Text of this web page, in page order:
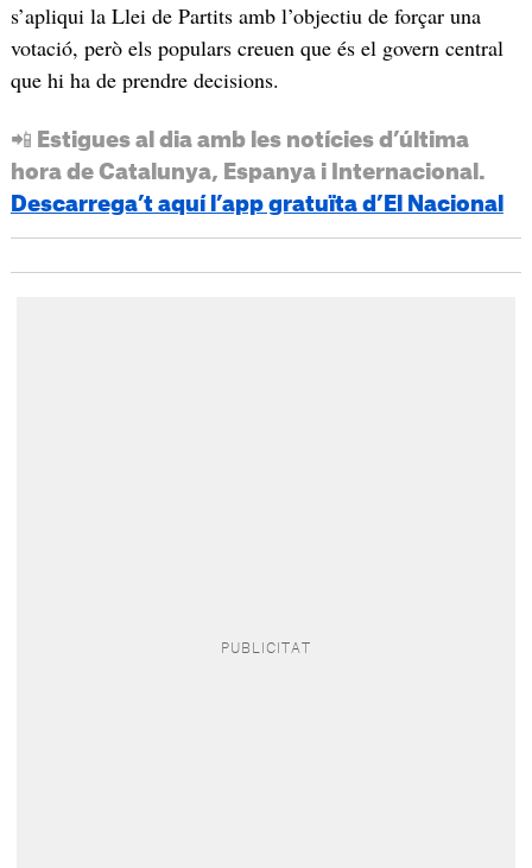
s’apliqui la Llei de Partits amb l’objectiu de forçar una
votació, però els populars creuen que és el govern central
que hi ha de prendre decisions.
📲 Estigues al dia amb les notícies d’última
hora de Catalunya, Espanya i Internacional.
Descarrega’t aquí l’app gratuïta d’El Nacional